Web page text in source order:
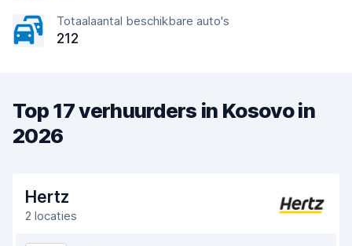
Totaalaantal beschikbare auto's
212
Top 17 verhuurders in Kosovo in
2026
Hertz
2 locaties